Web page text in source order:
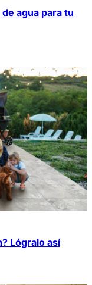
agua para tu
Lógralo así